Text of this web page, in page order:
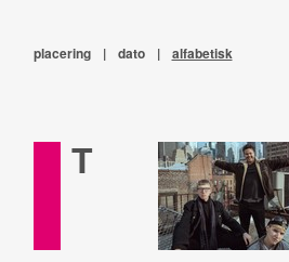
placering | dato | alfabetisk
T